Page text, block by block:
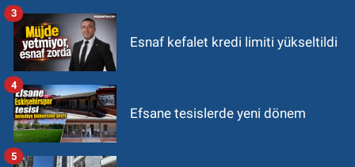
Esnaf kefalet kredi limiti yükseltildi
3
Efsane tesislerde yeni dönem
4
5